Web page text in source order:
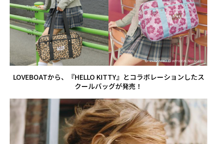
LOVEBOATから、『HELLO KITTY』とコラボレーションしたス
クールバッグが発売！